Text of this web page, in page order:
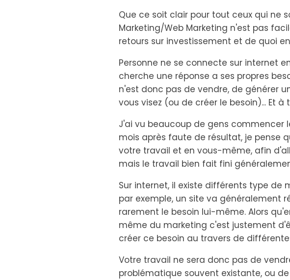
Que ce soit clair pour tout ceux qui ne
Marketing/Web Marketing n'est pas
retours sur investissement et de quoi
Personne ne se connecte sur internet
cherche une réponse a ses propres
n'est donc pas de vendre, de générer
vous visez (ou de créer le besoin)... Et
J'ai vu beaucoup de gens
mois après faute de résultat, je pense
votre travail et en vous-même, afin
mais le travail bien fait fini
Sur internet, il existe différents type de
par exemple, un site va généralement
rarement le besoin lui-même. Alors
même du marketing c'est justement
créer ce besoin au travers de
Votre travail ne sera donc pas de
problématique souvent existante, ou